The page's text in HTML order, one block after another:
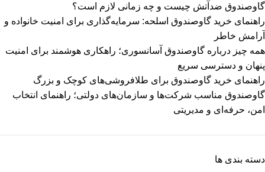
گاوصندوق ضدآتش چیست و چه زمانی لازم است؟
راهنمای خرید گاوصندوق اسلحه: سرمایه‌گذاری برای امنیت خانواده و
آرامش خاطر
همه چیز درباره گاوصندوق آسانسوری؛ راهکاری هوشمند برای امنیت
پنهان و دسترسی سریع
راهنمای خرید گاوصندوق برای طلافروشی‌های کوچک و بزرگ
گاوصندوق مناسب شرکت‌ها و سازمان‌های دولتی؛ راهنمای انتخاب
امن، حرفه‌ای و مدیریتی
دسته بندی ها